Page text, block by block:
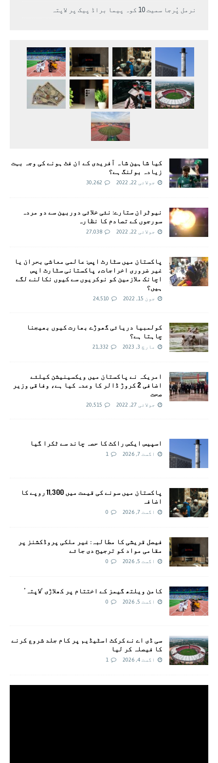
نرمل پُرجا سمیت 10 کوہ پیما براڈ پیک پر لاپتہ
کیا شاہین شاہ آفریدی کے ان فٹ ہونے کی وجہ بہت
زیادہ بولنگ ہے؟
جولائی 22, 2022 30,262
نیوٹران ستارے: نئی خلائی دوربین سے دو مردہ
سورجوں کے تصادم کا نظارہ
جولائی 22, 2022 27,038
پاکستان میں سٹارٹ اپس: عالمی معاشی بحران یا
غیر ضروری اخراجات، پاکستانی سٹارٹ اپس
اچانک ملازمین کو نوکریوں سے کیوں نکالنے لگے
ہیں؟
جون 15, 2022 24,510
کولمبیا دریائی گھوڑے بھارت کیوں بھیجنا
چاہتا ہے؟
مارچ 3, 2023 21,332
امريکہ نے پاکستان میں ویکسینیشن کیلئے
اضافی 2 کروڑ ڈالر کا وعدہ کیا ہے، وفاقی وزیر
صحت
جولائی 27, 2022 20,515
اسپیس ایکس راکٹ کا حصہ چاند سے ٹکرا گیا
اگست 7, 2026 1
پاکستان میں سونے کی قیمت میں 11,300 روپے کا
اضافہ
اگست 7, 2026 0
فیصل قریشی کا مطالبہ: غیر ملکی پروڈکشنز پر
مقامی مواد کو ترجیح دی جائے
اگست 5, 2026 0
کامن ویلتھ گیمز کے اختتام پر کھلاڑی ‘لاپتہ’
اگست 5, 2026 0
سی ڈی اے نے کرکٹ اسٹیڈیم پر کام جلد شروع کرنے
کا فیصلہ کر لیا
اگست 4, 2026 1